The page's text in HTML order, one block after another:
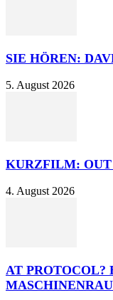
SIE HÖREN:
5. August 2026
KURZFILM:
4. August 2026
AT PROTOCOL?